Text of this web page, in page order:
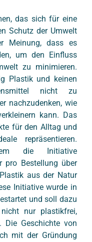
das sich für eine
Schutz der Umwelt
Meinung, dass es
um den Einfluss
zu minimieren.
Plastik und keinen
nicht zu
nachzudenken, wie
kann. Das
für den Alltag und
repräsentieren.
die Initiative
pro Bestellung über
aus der Natur
Initiative wurde in
und soll dazu
nur plastikfrei,
Geschichte von
mit der Gründung